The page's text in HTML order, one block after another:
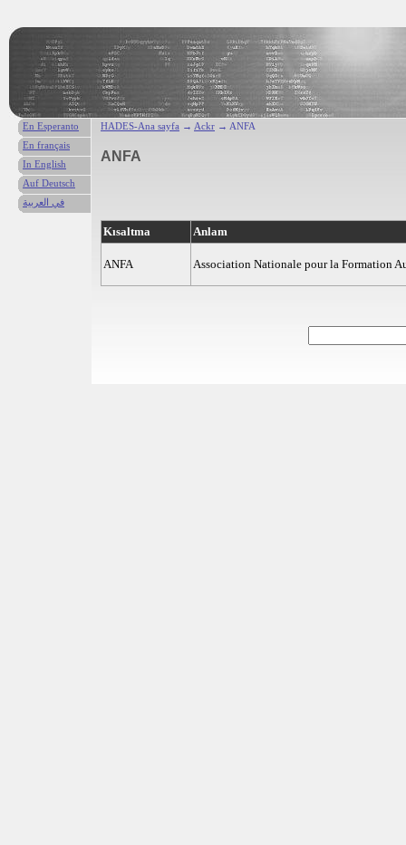
HADES-Ana sayfa → Ackr → ANFA
ANFA
Kısaltma Anlam
ANFA Association Nationale pour la Formation
En Esperanto
En français
In English
Auf Deutsch
في العربية